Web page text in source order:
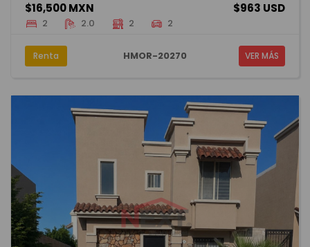
$16,500 MXN $963 USD
2 2.0 2 2
Renta HMOR-20270 VER MÁS